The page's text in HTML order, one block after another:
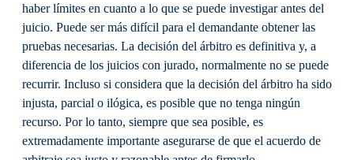
haber límites en cuanto a lo que se puede investigar antes del
juicio. Puede ser más difícil para el demandante obtener las
pruebas necesarias. La decisión del árbitro es definitiva y, a
diferencia de los juicios con jurado, normalmente no se puede
recurrir. Incluso si considera que la decisión del árbitro ha sido
injusta, parcial o ilógica, es posible que no tenga ningún
recurso. Por lo tanto, siempre que sea posible, es
extremadamente importante asegurarse de que el acuerdo de